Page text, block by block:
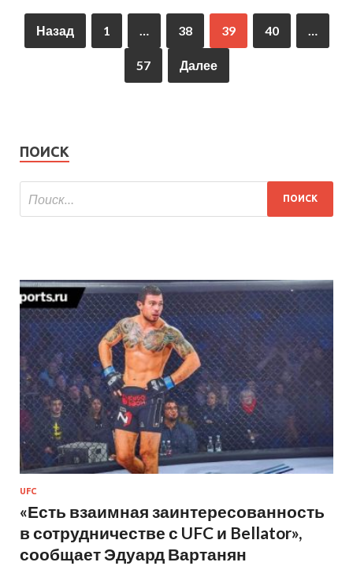
Назад 1 38 39 40
57 Далее
ПОИСК
UFC
«Есть взаимная заинтересованность
в сотрудничестве с UFC и Bellator»,
сообщает Эдуард Вартанян